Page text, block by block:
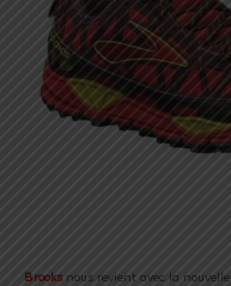
Brooks nous revient avec la nouvelle